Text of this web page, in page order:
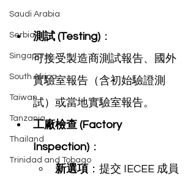
Saudi Arabia
Serbia
Singapore
South Africa
Taiwan
Tanzania
Thailand
Trinidad and Tobago
測試 (Testing) ：
可接受製造商測試報告、國外
實驗室報告（含初始驗證測
試）或當地實驗室報告。
工廠檢查 (Factory
Inspection) ：
新選項 ：提交 IECEE 成員